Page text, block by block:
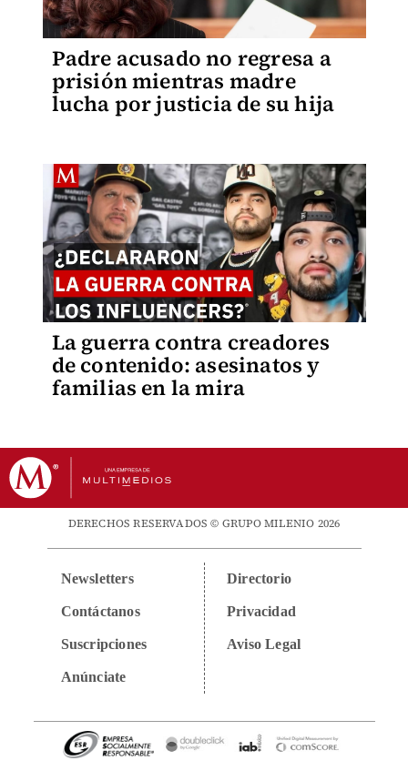
Padre acusado no regresa a
prisión mientras madre
lucha por justicia de su hija
La guerra contra creadores
de contenido: asesinatos y
familias en la mira
DERECHOS RESERVADOS © GRUPO MILENIO 2026
Newsletters
Contáctanos
Suscripciones
Anúnciate
Directorio
Privacidad
Aviso Legal